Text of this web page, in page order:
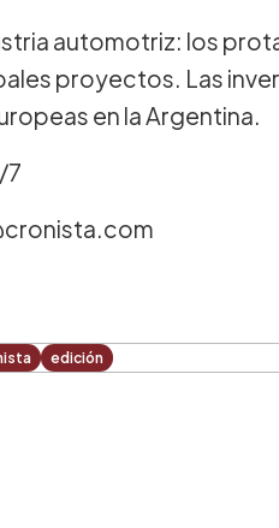
automotriz: los
proyectos. Las
en la Argentina.
7
edición